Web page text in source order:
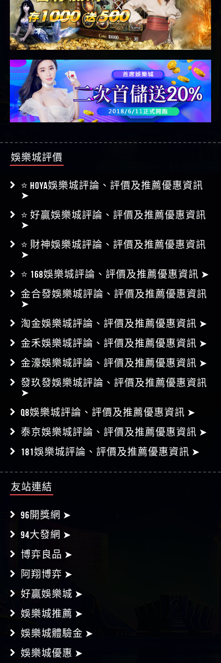
⭐ HOYA娛樂城評論、評價及推薦優惠資訊
➤
⭐ 好贏娛樂城評論、評價及推薦優惠資訊
➤
⭐ 財神娛樂城評論、評價及推薦優惠資訊
➤
⭐ 168娛樂城評論、評價及推薦優惠資訊 ➤
金合發娛樂城評論、評價及推薦優惠資訊
➤
淘金娛樂城評論、評價及推薦優惠資訊 ➤
金禾娛樂城評論、評價及推薦優惠資訊 ➤
金濠娛樂城評論、評價及推薦優惠資訊 ➤
發玖發娛樂城評論、評價及推薦優惠資訊
➤
Q8娛樂城評論、評價及推薦優惠資訊 ➤
泰京娛樂城評論、評價及推薦優惠資訊 ➤
96開獎網 ➤
94大發網 ➤
博弈良品 ➤
阿翔博弈 ➤
好贏娛樂城 ➤
娛樂城推薦 ➤
娛樂城體驗金 ➤